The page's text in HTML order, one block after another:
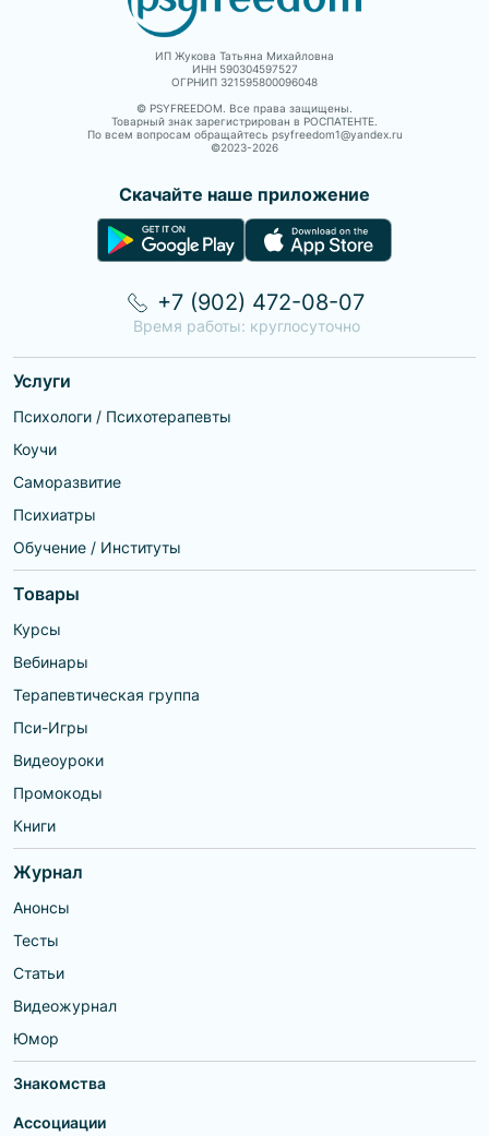
ИП Жукова Татьяна Михайловна
ИНН 590304597527
ОГРНИП 321595800096048
© PSYFREEDOM. Все права защищены.
Товарный знак зарегистрирован в РОСПАТЕНТЕ.
По всем вопросам обращайтесь psyfreedom1@yandex.ru
©2023-2026
Скачайте наше приложение
Услуги
Психологи / Психотерапевты
Коучи
Саморазвитие
Психиатры
Обучение / Институты
Товары
Курсы
Вебинары
Терапевтическая группа
Пси-Игры
Видеоуроки
Промокоды
Книги
Журнал
Анонсы
Тесты
Статьи
Видеожурнал
Юмор
Знакомства
Ассоциации
+7 (902) 472-08-07
Время работы: круглосуточно